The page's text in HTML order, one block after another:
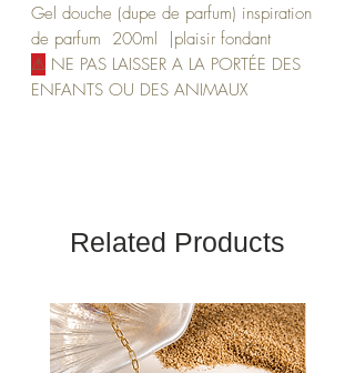
Gel douche (dupe de parfum) inspiration
de parfum 200ml |plaisir fondant
⚠ NE PAS LAISSER A LA PORTÉE DES
ENFANTS OU DES ANIMAUX
Related Products